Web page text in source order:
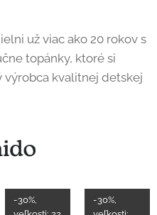
už viac ako 20 rokov s
topánky, ktoré si
výrobca kvalitnej detskej
-30%,
-30%,